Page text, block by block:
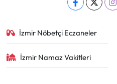
İzmir Nöbetçi Eczaneler
İzmir Namaz Vakitleri